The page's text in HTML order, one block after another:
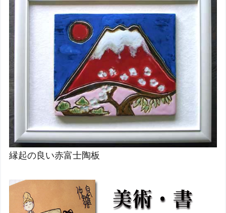
縁起の良い赤富士陶板